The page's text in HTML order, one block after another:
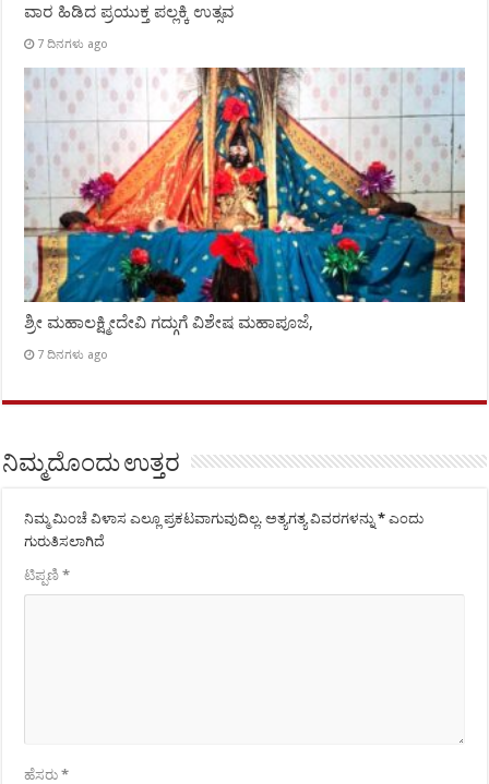
ವಾರ ಹಿಡಿದ ಪ್ರಯುಕ್ತ ಪಲ್ಲಕ್ಕಿ ಉತ್ಸವ
7 ದಿನಗಳು ago
ಶ್ರೀ ಮಹಾಲಕ್ಷ್ಮೀದೇವಿ ಗದ್ಗುಗೆ ವಿಶೇಷ ಮಹಾಪೂಜೆ,
7 ದಿನಗಳು ago
ನಿಮ್ಮದೊಂದು ಉತ್ತರ
ನಿಮ್ಮ ಮಿಂಚೆ ವಿಳಾಸ ಎಲ್ಲೂ ಪ್ರಕಟವಾಗುವುದಿಲ್ಲ. ಅತ್ಯಗತ್ಯ ವಿವರಗಳನ್ನು* ಎಂದು
ಗುರುತಿಸಲಾಗಿದೆ
ಟಿಪ್ಪಣಿ*
ಹೆಸರು*